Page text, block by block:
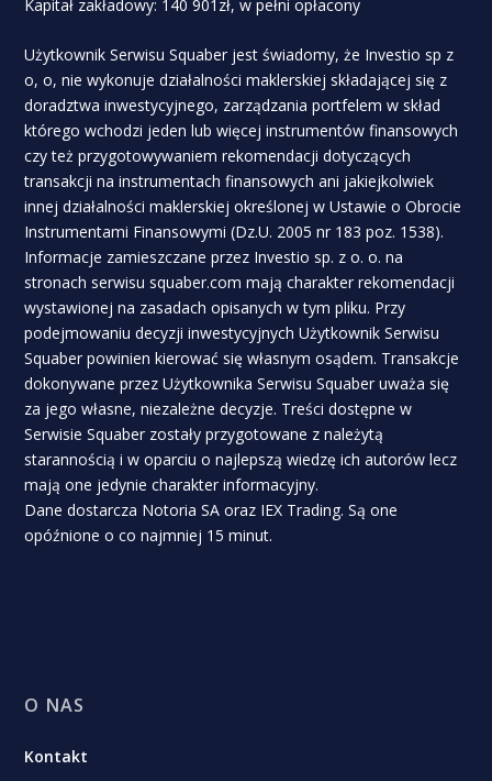
Kapitał zakładowy: 140 901zł, w pełni opłacony
Użytkownik Serwisu Squaber jest świadomy, że Investio sp z
o, o, nie wykonuje działalności maklerskiej składającej się z
doradztwa inwestycyjnego, zarządzania portfelem w skład
którego wchodzi jeden lub więcej instrumentów finansowych
czy też przygotowywaniem rekomendacji dotyczących
transakcji na instrumentach finansowych ani jakiejkolwiek
innej działalności maklerskiej określonej w Ustawie o Obrocie
Instrumentami Finansowymi (Dz.U. 2005 nr 183 poz. 1538).
Informacje zamieszczane przez Investio sp. z o. o. na
stronach serwisu squaber.com mają charakter rekomendacji
wystawionej na zasadach opisanych w tym pliku. Przy
podejmowaniu decyzji inwestycyjnych Użytkownik Serwisu
Squaber powinien kierować się własnym osądem. Transakcje
dokonywane przez Użytkownika Serwisu Squaber uważa się
za jego własne, niezależne decyzje. Treści dostępne w
Serwisie Squaber zostały przygotowane z należytą
starannością i w oparciu o najlepszą wiedzę ich autorów lecz
mają one jedynie charakter informacyjny.
Dane dostarcza Notoria SA oraz IEX Trading. Są one
opóźnione o co najmniej 15 minut.
O NAS
Kontakt